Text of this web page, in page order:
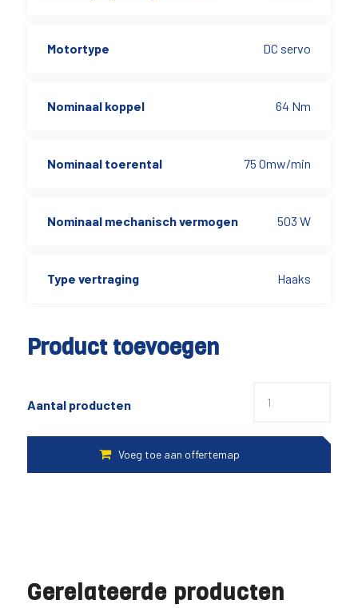
Product toevoegen
Aantal producten
Motortype DC servo
Nominaal koppel 64 Nm
Nominaal toerental 75 Omw/min
Nominaal mechanisch vermogen 503 W
Type vertraging Haaks
Gerelateerde producten